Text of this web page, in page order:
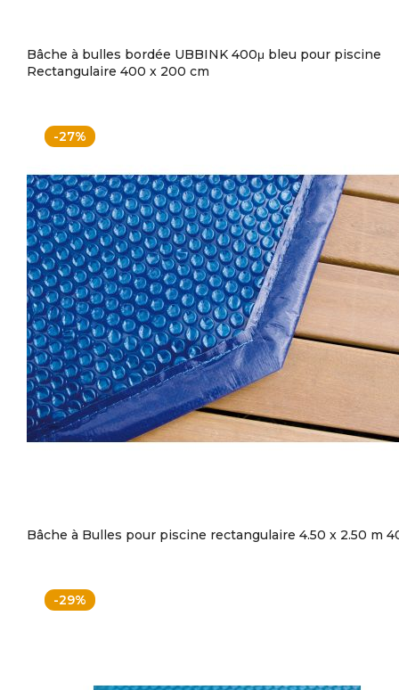
Bâche à bulles bordée UBBINK 400μ bleu pour piscine
Rectangulaire 400 x 200 cm
-27%
Bâche à Bulles pour piscine rectangulaire 4.50 x 2.50 m
-29%